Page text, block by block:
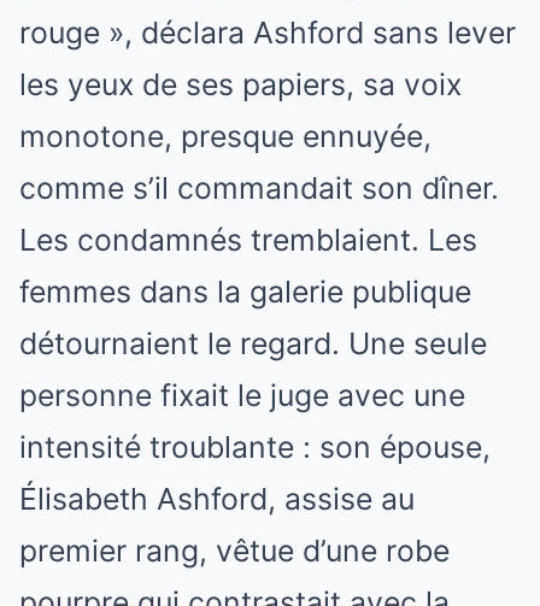
rouge », déclara Ashford sans lever
les yeux de ses papiers, sa voix
monotone, presque ennuyée,
comme s’il commandait son dîner.
Les condamnés tremblaient. Les
femmes dans la galerie publique
détournaient le regard. Une seule
personne fixait le juge avec une
intensité troublante : son épouse,
Élisabeth Ashford, assise au
premier rang, vêtue d’une robe